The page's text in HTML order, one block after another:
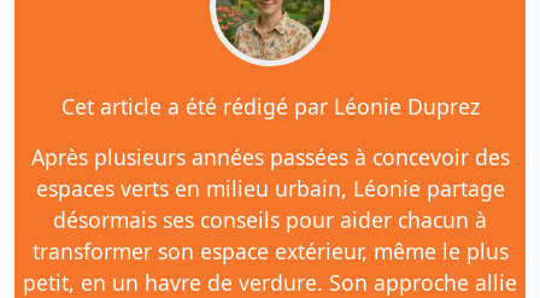
Cet article a été rédigé par Léonie Duprez
Après plusieurs années passées à concevoir des
espaces verts en milieu urbain, Léonie partage
désormais ses conseils pour aider chacun à
transformer son espace extérieur, même le plus
petit, en un havre de verdure. Son approche allie